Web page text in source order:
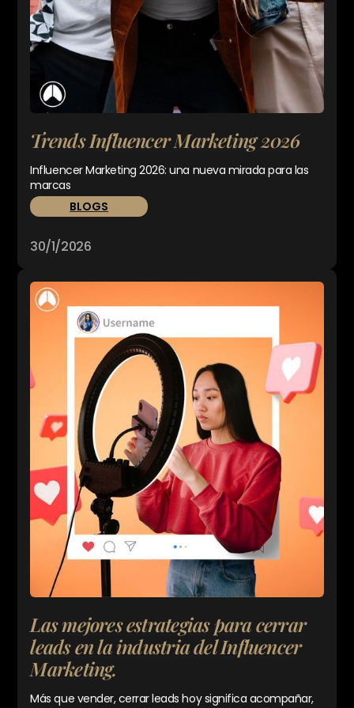
Trends Influencer Marketing 2026
Influencer Marketing 2026: una nueva mirada para las
marcas
BLOGS
30/1/2026
Las mejores estrategias para cerrar
leads en la industria del Influencer
Marketing.
Más que vender, cerrar leads hoy significa acompañar,